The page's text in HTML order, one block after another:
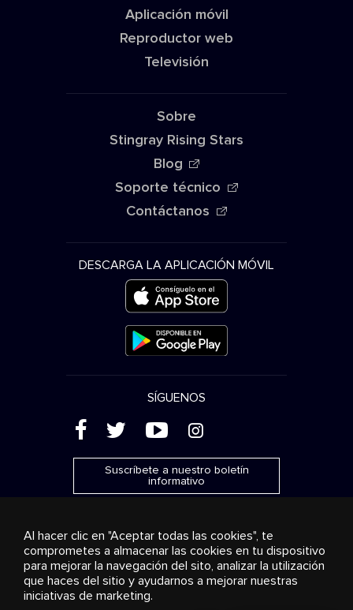
Aplicación móvil
Reproductor web
Televisión
Sobre
Stingray Rising Stars
Blog
Soporte técnico
Contáctanos
DESCARGA LA APLICACIÓN MÓVIL
SÍGUENOS
( ' + &
Suscríbete a nuestro boletín
informativo
Publicidad Transmisión y distribución
Productos de
consumo
Soluciones empresariales Radio
Sobre
nosotros
Al hacer clic en "Aceptar todas las cookies", te
comprometes a almacenar las cookies en tu dispositivo
para mejorar la navegación del sito, analizar la utilización
que haces del sitio y ayudarnos a mejorar nuestras
iniciativas de marketing.